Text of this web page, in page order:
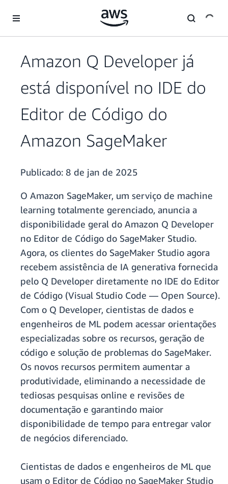
Pular para o conteúdo principal
Amazon Q Developer já
está disponível no IDE do
Editor de Código do
Amazon SageMaker
Publicado: 8 de jan de 2025
O Amazon SageMaker, um serviço de machine
learning totalmente gerenciado, anuncia a
disponibilidade geral do Amazon Q Developer
no Editor de Código do SageMaker Studio.
Agora, os clientes do SageMaker Studio agora
recebem assistência de IA generativa fornecida
pelo Q Developer diretamente no IDE do Editor
de Código (Visual Studio Code — Open Source).
Com o Q Developer, cientistas de dados e
engenheiros de ML podem acessar orientações
especializadas sobre os recursos, geração de
código e solução de problemas do SageMaker.
Os novos recursos permitem aumentar a
produtividade, eliminando a necessidade de
tediosas pesquisas online e revisões de
documentação e garantindo maior
disponibilidade de tempo para entregar valor
de negócios diferenciado.
Cientistas de dados e engenheiros de ML que
usam o Editor de Código no SageMaker Studio